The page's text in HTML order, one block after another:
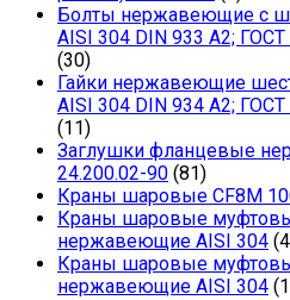
Болты нержавеющие с
AISI 304 DIN 933 A2;
(30)
Гайки нержавеющие
AISI 304 DIN 934 А2;
(11)
Заглушки фланцевые
24.200.02-90 (81)
Краны шаровые CF8M
Краны шаровые
нержавеющие AISI 304
Краны шаровые
нержавеющие AISI 304